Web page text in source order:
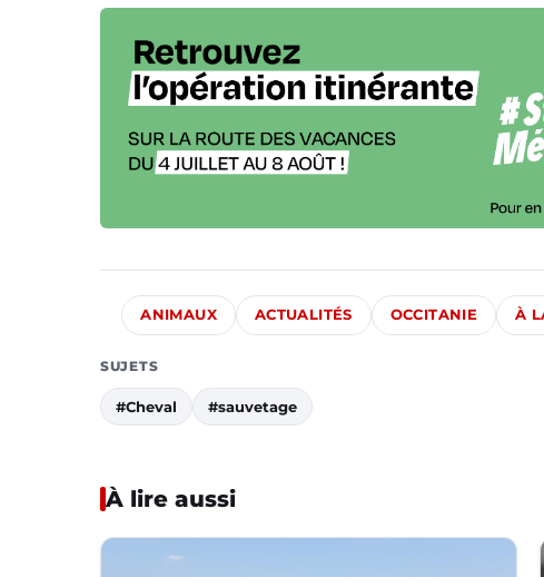
ANIMAUX ACTUALITÉS OCCITANIE À
SUJETS
#Cheval #sauvetage
À lire aussi